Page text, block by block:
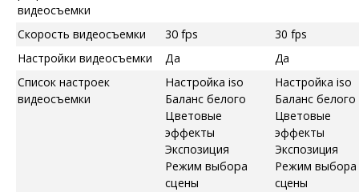
видеосъемки
Скорость видеосъемки 30 fps
30 fps
Настройки видеосъемки
Да
Да
Список настроек
видеосъемки
Настройка iso
Баланс белого
Цветовые
эффекты
Экспозиция
Режим выбора
сцены
Настройка iso
Баланс белого
Цветовые
эффекты
Экспозиция
Режим выбора
сцены